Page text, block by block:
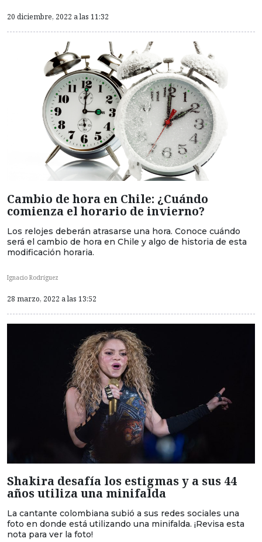
20 diciembre, 2022 a las 11:32
Cambio de hora en Chile: ¿Cuándo
comienza el horario de invierno?
Los relojes deberán atrasarse una hora. Conoce cuándo
será el cambio de hora en Chile y algo de historia de esta
modificación horaria.
Ignacio Rodríguez
28 marzo, 2022 a las 13:52
Shakira desafía los estigmas y a sus 44
años utiliza una minifalda
La cantante colombiana subió a sus redes sociales una
foto en donde está utilizando una minifalda. ¡Revisa esta
nota para ver la foto!